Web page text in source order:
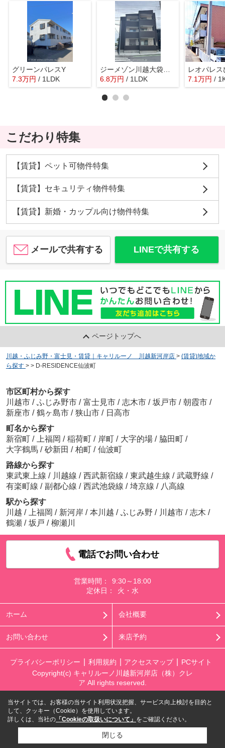
グリーンパレスY
7.3万円 / 1LDK
ジーメゾン川越大袋新田
6.8万円 / 1LDK
レオパレス
7.1万円 /
こだわり特集
【賃貸】ペット可物件特集
【賃貸】セキュリティ物件特集
【賃貸】新婚・カップル向け物件特集
メールで共有する LINEで共有する
ページトップへ
川越・ふじみ野・富士見・賃貸｜キャリルーノ 川越新河岸店 > (賃貸)地域か
ら探す > > D-RESIDENCE仙波町
市区町村から探す
川越市 / ふじみ野市 / 富士見市 / 志木市 / 坂戸市 / 朝霞市 /
新座市 / 鶴ヶ島市 / 狭山市 / 日高市
町名から探す
新宿町 / 上福岡 / 稲荷町 / 岸町 / 大字的場 / 脇田町 /
大字鶴馬 / 砂新田 / 柏町 / 仙波町
路線から探す
東武東上線 / 川越線 / 西武新宿線 / 東武越生線 / 武蔵野線 /
有楽町線 / 副都心線 / 西武池袋線 / 埼京線 / 八高線
駅から探す
川越 / 上福岡 / 新河岸 / 本川越 / ふじみ野 / 川越市 / 志木 /
鶴瀬 / 坂戸 / 柳瀬川
電話でお問い合わせ
営業時間：
9:30～18:00
定休日：
火・水
ホーム 会社概要
お問い合わせ 来店予約
プライバシーポリシー 利用規約 アクセスマップ
PCサイト
Copyright(c) キャリルーノ川越新河岸店（株）クレ
ア All rights reserved.
当サイトでは、お客様の当サイト利用状況把握、サービス向上検討を目的と
して、クッキー（Cookie）を使用しています。
詳しくは、当社の 「Cookieの取扱いについて」 をご確認ください。
閉じる